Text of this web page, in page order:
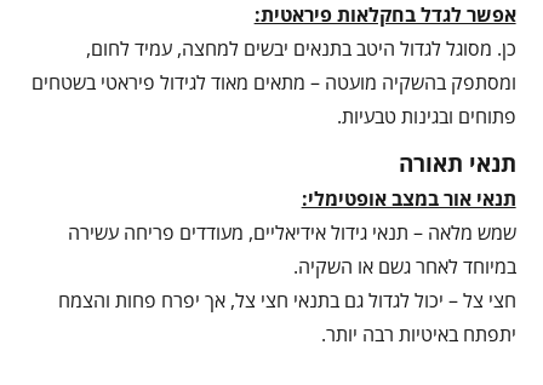
אפשר לגדל בחקלאות פיראטית:
כן. מסוגל לגדול היטב בתנאים יבשים למחצה, עמיד לחום,
ומסתפק בהשקיה מועטה – מתאים מאוד לגידול פיראטי בשטחים
פתוחים ובגינות טבעיות.
תנאי תאורה
תנאי אור במצב אופטימלי:
שמש מלאה – תנאי גידול אידיאליים, מעודדים פריחה עשירה
במיוחד לאחר גשם או השקיה.
חצי צל – יכול לגדול גם בתנאי חצי צל, אך יפרח פחות והצמח
יתפתח באיטיות רבה יותר.